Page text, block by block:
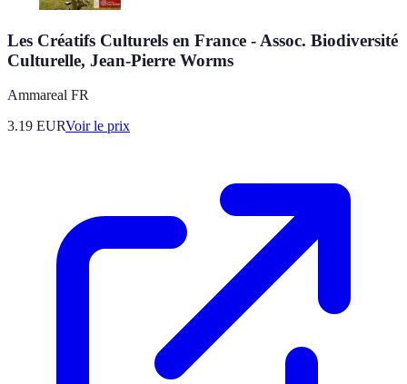
Les Créatifs Culturels en France - Assoc. Biodiversité
Culturelle, Jean-Pierre Worms
Ammareal FR
3.19 EURVoir le prix